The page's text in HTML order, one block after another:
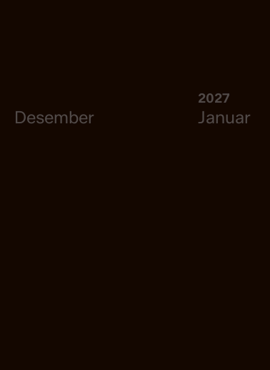
Desember
2027
Januar